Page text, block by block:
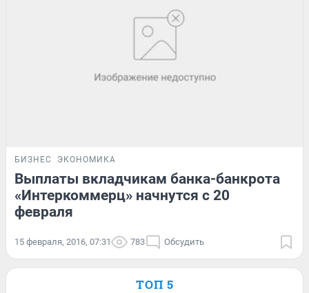
БИЗНЕС ЭКОНОМИКА
Выплаты вкладчикам банка-банкрота
«Интеркоммерц» начнутся с 20
февраля
15 февраля, 2016, 07:31 783 Обсудить
ТОП 5